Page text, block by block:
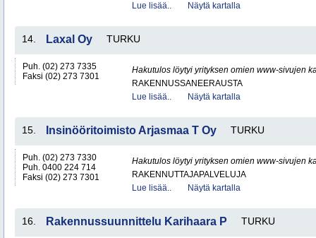
Lue lisää..
Näytä kartalla
14. Laxal Oy TURKU
Puh. (02) 273 7335
Faksi (02) 273 7301
Hakutulos löytyi yrityksen omien www-sivujen
RAKENNUSSANEERAUSTA
Lue lisää..
Näytä kartalla
15. Insinööritoimisto Arjasmaa T Oy TURKU
Puh. (02) 273 7330
Puh. 0400 224 714
Faksi (02) 273 7301
Hakutulos löytyi yrityksen omien www-sivujen
RAKENNUTTAJAPALVELUJA
Lue lisää..
Näytä kartalla
16. Rakennussuunnittelu Karihaara P TURKU